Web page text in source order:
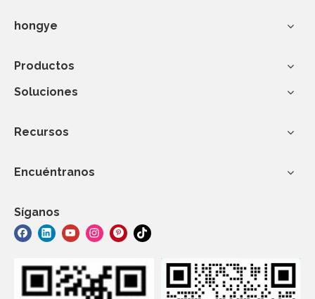
hongye
Productos
Soluciones
Recursos
Encuéntranos
Síganos